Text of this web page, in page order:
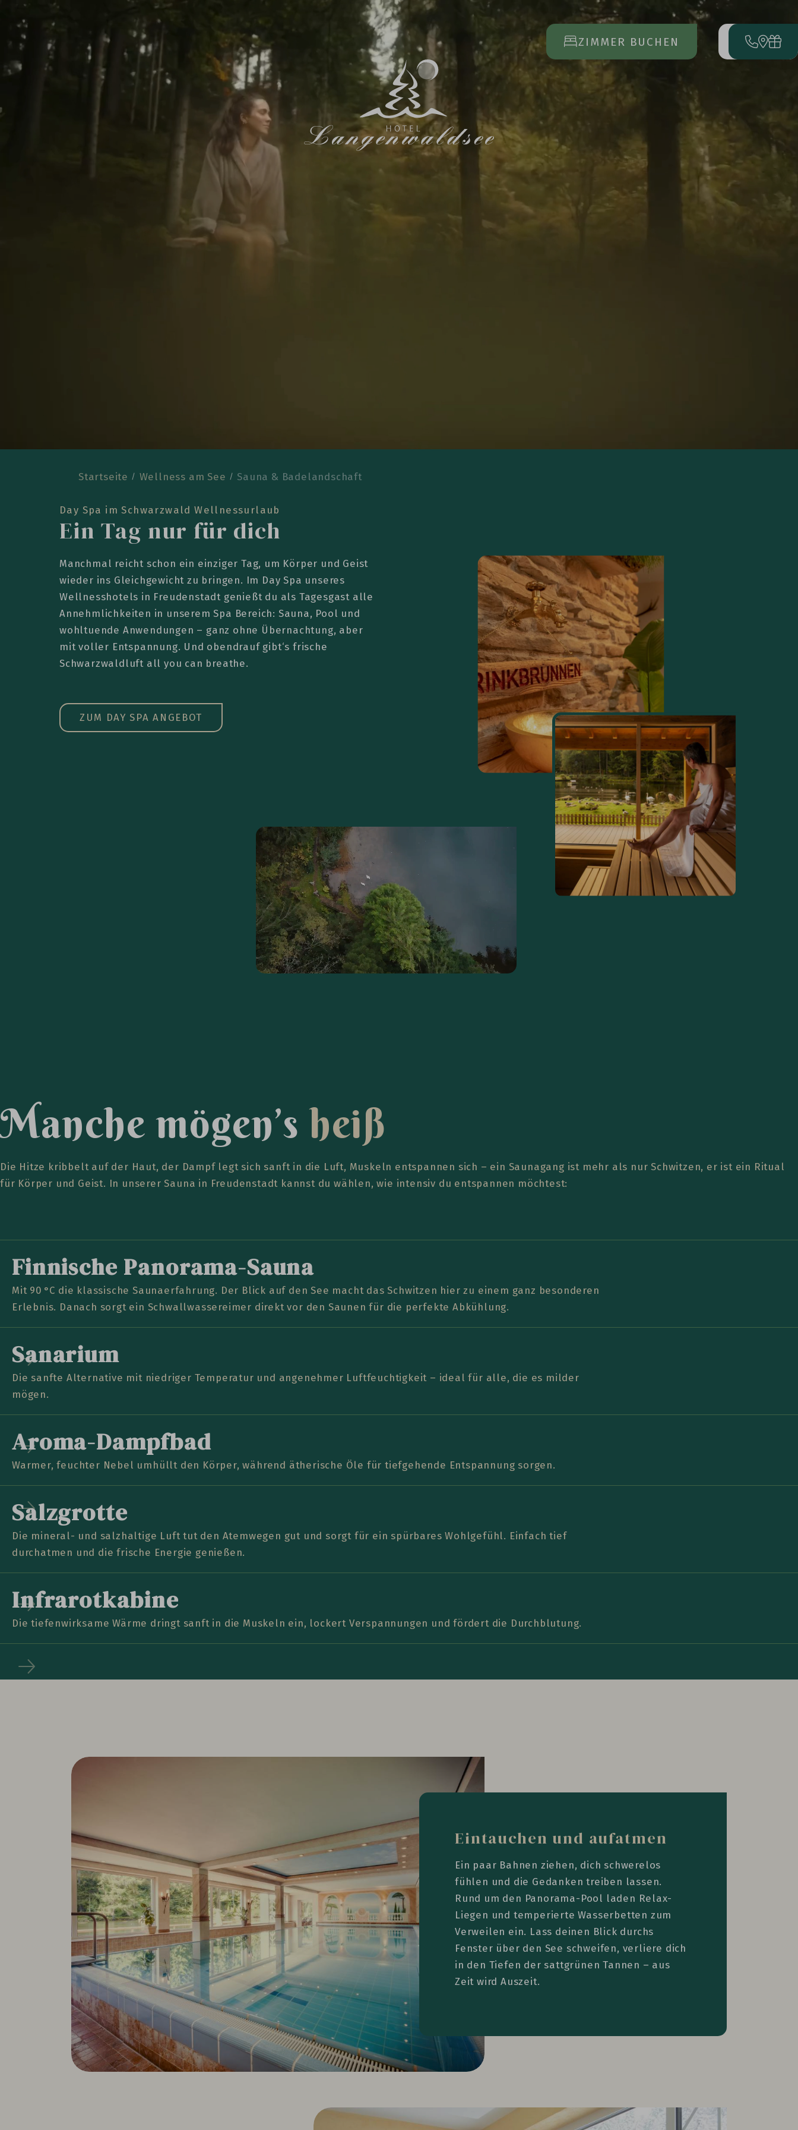
ÖFFNET
DAS
MENÜ
ZIMMER BUCHEN
ANREISE
17
AUG
ABREISE
AUG
URLAUB BUCHEN
Startseite Wellness am See Sauna & Badelandschaft
Day Spa im Schwarzwald Wellnessurlaub
Ein Tag nur für dich
Manchmal reicht schon ein einziger Tag, um Körper und Geist
wieder ins Gleichgewicht zu bringen. Im Day Spa unseres
Wellnesshotels in Freudenstadt genießt du als Tagesgast alle
Annehmlichkeiten in unserem Spa Bereich: Sauna, Pool und
wohltuende Anwendungen – ganz ohne Übernachtung, aber
mit voller Entspannung. Und obendrauf gibt‘s frische
Schwarzwaldluft all you can breathe.
ZUM DAY SPA ANGEBOT
Manche mögen’s heiß
Die Hitze kribbelt auf der Haut, der Dampf legt sich sanft in die Luft, Muskeln entspannen sich – ein Saunagang ist mehr als nur Schwitzen, er ist ein Ritual
für Körper und Geist. In unserer Sauna in Freudenstadt kannst du wählen, wie intensiv du entspannen möchtest:
Finnische Panorama-Sauna
Mit 90 °C die klassische Saunaerfahrung. Der Blick auf den See macht das Schwitzen hier zu einem ganz besonderen
Erlebnis. Danach sorgt ein Schwallwassereimer direkt vor den Saunen für die perfekte Abkühlung.
Sanarium
Die sanfte Alternative mit niedriger Temperatur und angenehmer Luftfeuchtigkeit – ideal für alle, die es milder
mögen.
Aroma-Dampfbad
Warmer, feuchter Nebel umhüllt den Körper, während ätherische Öle für tiefgehende Entspannung sorgen.
Salzgrotte
Die mineral- und salzhaltige Luft tut den Atemwegen gut und sorgt für ein spürbares Wohlgefühl. Einfach tief
durchatmen und die frische Energie genießen.
Infrarotkabine
Die tiefenwirksame Wärme dringt sanft in die Muskeln ein, lockert Verspannungen und fördert die Durchblutung.
Eintauchen und aufatmen
Ein paar Bahnen ziehen, dich schwerelos
fühlen und die Gedanken treiben lassen.
Rund um den Panorama-Pool laden Relax-
Liegen und temperierte Wasserbetten zum
Verweilen ein. Lass deinen Blick durchs
Fenster über den See schweifen, verliere dich
in den Tiefen der sattgrünen Tannen – aus
Zeit wird Auszeit.